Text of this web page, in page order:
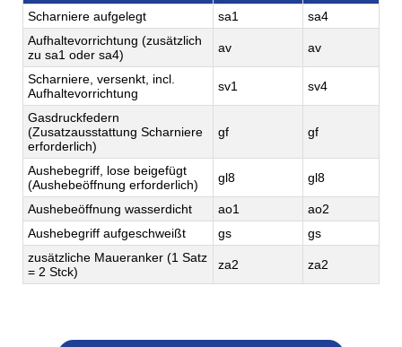
Scharniere aufgelegt
sa1
sa4
Aufhaltevorrichtung (zusätzlich
zu sa1 oder sa4)
av av
Scharniere, versenkt, incl.
Aufhaltevorrichtung
sv1 sv4
Gasdruckfedern
(Zusatzausstattung Scharniere
erforderlich)
gf gf
Aushebegriff, lose beigefügt
(Aushebeöffnung erforderlich)
gl8 gl8
Aushebeöffnung wasserdicht ao1
ao2
Aushebegriff aufgeschweißt
gs
gs
zusätzliche Maueranker (1 Satz
= 2 Stck)
za2 za2